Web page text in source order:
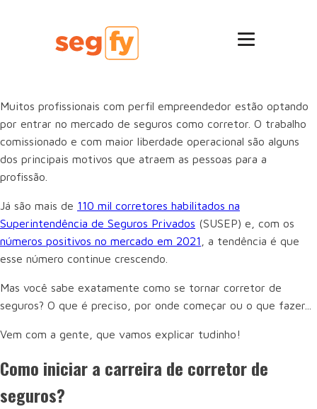
Muitos profissionais com perfil empreendedor estão optando
por entrar no mercado de seguros como corretor. O trabalho
comissionado e com maior liberdade operacional são alguns
dos principais motivos que atraem as pessoas para a
profissão.
Já são mais de 110 mil corretores habilitados na
Superintendência de Seguros Privados (SUSEP) e, com os
números positivos no mercado em 2021
, a tendência é que
esse número continue crescendo.
Mas você sabe exatamente como se tornar corretor de
seguros? O que é preciso, por onde começar ou o que fazer...
Vem com a gente, que vamos explicar tudinho!
Como iniciar a carreira de corretor de
seguros?